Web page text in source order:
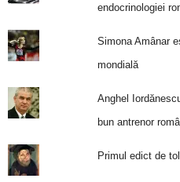
endocrinologiei
Simona Amânar
mondială
Anghel
bun antrenor
Primul edict de